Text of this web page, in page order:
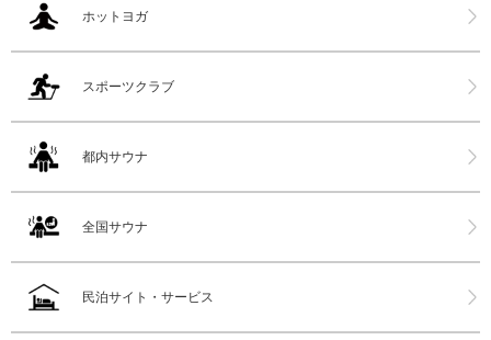
ホットヨガ
スポーツクラブ
都内サウナ
全国サウナ
民泊サイト・サービス